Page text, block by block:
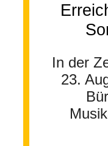
In der
23.